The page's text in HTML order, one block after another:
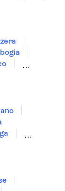
Rembrandt